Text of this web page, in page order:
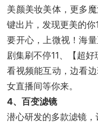
美颜美妆美体，更多
键出片，发现更美的你
要开心，上微视！海
剧集刷不停11、【超好
看视频能互动，边看
女直播间等你来。
4、百变滤镜
潜心研发的多款滤镜，